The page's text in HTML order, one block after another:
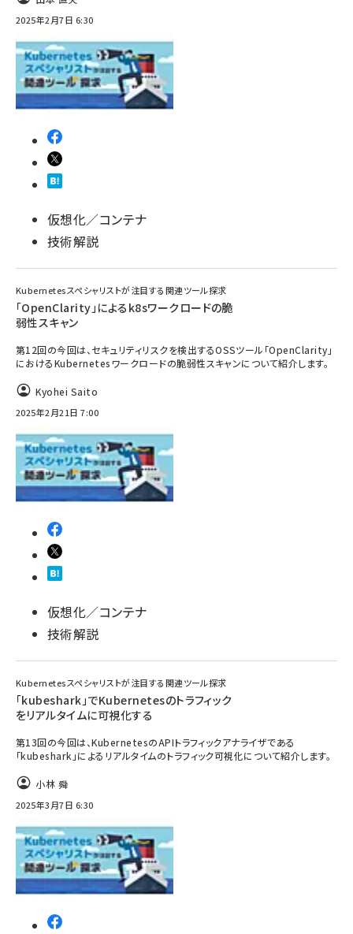
2025年2月7日 6:30
仮想化／コンテナ
技術解説
Kubernetesスペシャリストが注目する関連ツール探求
「OpenClarity」によるk8sワークロードの脆
弱性スキャン
第12回の今回は、セキュリティリスクを検出するOSSツール「OpenClarity」
におけるKubernetesワークロードの脆弱性スキャンについて紹介します。
Kyohei Saito
2025年2月21日 7:00
仮想化／コンテナ
技術解説
Kubernetesスペシャリストが注目する関連ツール探求
「kubeshark」でKubernetesのトラフィック
をリアルタイムに可視化する
第13回の今回は、KubernetesのAPIトラフィックアナライザである
「kubeshark」によるリアルタイムのトラフィック可視化について紹介します。
小林 舜
2025年3月7日 6:30